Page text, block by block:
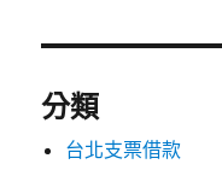
分類
台北支票借款